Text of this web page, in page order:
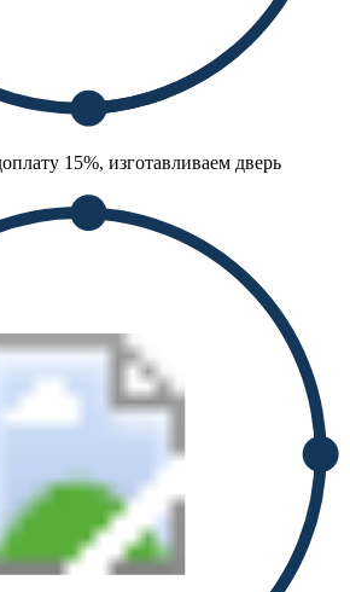
15%, изготавливаем дверь